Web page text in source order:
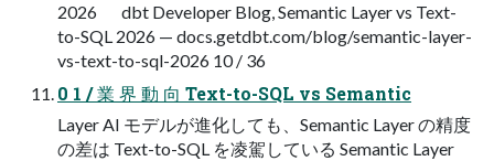
2026 dbt Developer Blog, Semantic Layer vs Text-
to-SQL 2026 — docs.getdbt.com/blog/semantic-layer-
vs-text-to-sql-2026 10 / 36
0 1 / 業 界 動 向 Text-to-SQL vs Semantic
Layer AI モデルが進化しても、Semantic Layer の精度
の差は Text-to-SQL を凌駕している Semantic Layer